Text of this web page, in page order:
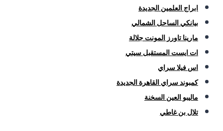
ابراج العلمين الجديدة
بيانكي الساحل الشمالي
مارينا تاورز المونت جلالة
ات ايست المستقبل سيتي
اس فيلا سراي
كمبوند سراي القاهرة الجديدة
ماليبو العين السخنة
تلال بن غاطي